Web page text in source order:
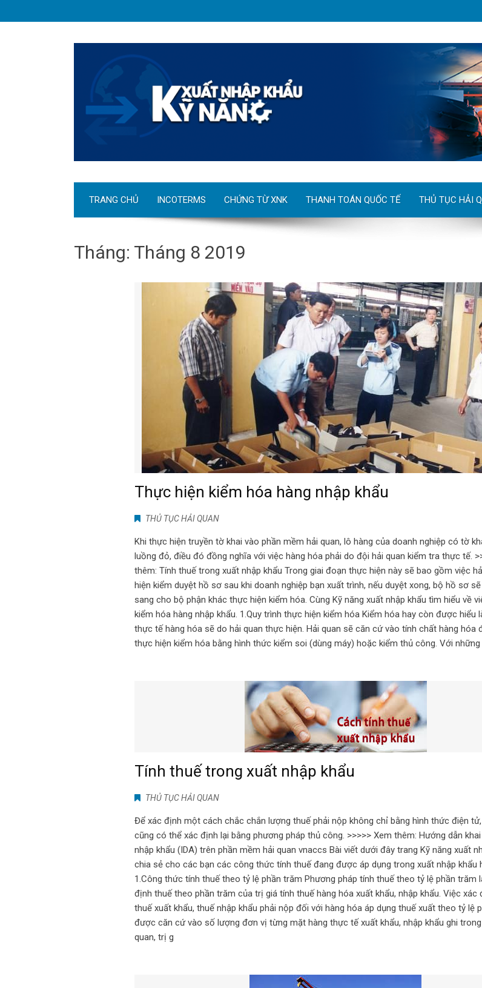
TRANG CHỦ INCOTERMS CHỨNG TỪ XNK THANH TOÁN QUỐC TẾ THỦ TỤC HẢI
Tháng: Tháng 8 2019
Thực hiện kiểm hóa hàng nhập khẩu
THỦ TỤC HẢI QUAN
Khi thực hiện truyền tờ khai vào phần mềm hải quan, lô hàng của doanh nghiệp có tờ
luồng đỏ, điều đó đồng nghĩa với việc hàng hóa phải do đội hải quan kiểm tra thực tế.
thêm: Tính thuế trong xuất nhập khẩu Trong giai đoạn thực hiện này sẽ bao gồm việc
hiện kiểm duyệt hồ sơ sau khi doanh nghiệp bạn xuất trình, nếu duyệt xong, bộ hồ sơ
sang cho bộ phận khác thực hiện kiểm hóa. Cùng Kỹ năng xuất nhập khẩu tìm hiểu về
kiểm hóa hàng nhập khẩu. 1.Quy trình thực hiện kiểm hóa Kiểm hóa hay còn được hiểu
thực tế hàng hóa sẽ do hải quan thực hiện. Hải quan sẽ căn cứ vào tính chất hàng hóa
thực hiện kiểm hóa bằng hình thức kiểm soi (dùng máy) hoặc kiểm thủ công. Với
Tính thuế trong xuất nhập khẩu
THỦ TỤC HẢI QUAN
Để xác định một cách chắc chắn lượng thuế phải nộp không chỉ bằng hình thức điện
cũng có thể xác định lại bằng phương pháp thủ công. >>>>> Xem thêm: Hướng dẫn
nhập khẩu (IDA) trên phần mềm hải quan vnaccs Bài viết dưới đây trang Kỹ năng xuất
chia sẻ cho các bạn các công thức tính thuế đang được áp dụng trong xuất nhập khẩu
1.Công thức tính thuế theo tỷ lệ phần trăm Phương pháp tính thuế theo tỷ lệ phần trăm
định thuế theo phần trăm của trị giá tính thuế hàng hóa xuất khẩu, nhập khẩu. Việc xác
thuế xuất khẩu, thuế nhập khẩu phải nộp đối với hàng hóa áp dụng thuế xuất theo tỷ lệ
được căn cứ vào số lượng đơn vị từng mặt hàng thực tế xuất khẩu, nhập khẩu ghi
quan, trị g